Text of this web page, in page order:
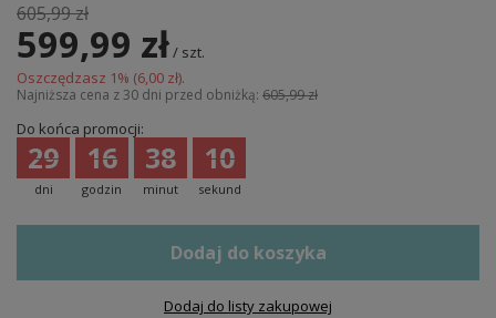
605,99 zł
599,99 zł/ szt.
Oszczędzasz 1% (6,00 zł).
Najniższa cena z 30 dni przed obniżką: 605,99 zł
Do końca promocji:
dni
29
godzin
16
minut
38
sekund
10
Dodaj do koszyka
Dodaj do listy zakupowej